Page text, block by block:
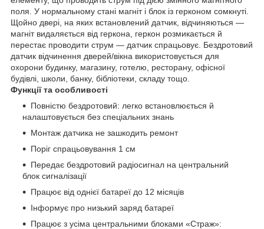
поля. У нормальному стані магніт і блок із герконом сомкнуті.
Щойно двері, на яких встановлений датчик, відчиняються —
магніт видаляється від геркона, геркон розмикається й
перестає проводити струм — датчик спрацьовує. Бездротовий
датчик відчинення дверей/вікна використовується для
охорони будинку, магазину, готелю, ресторану, офісної
будівлі, школи, банку, бібліотеки, складу тощо.
Функції та особливості
Повністю бездротовий: легко встановлюється й
налаштовується без спеціальних знань
Монтаж датчика не зашкодить ремонт
Поріг спрацьовування 1 см
Передає бездротовий радіосигнал на центральний
блок сигналізації
Працює від однієї батареї до 12 місяців
Інформує про низький заряд батареї
Працює з усіма центральними блоками «Страж»: